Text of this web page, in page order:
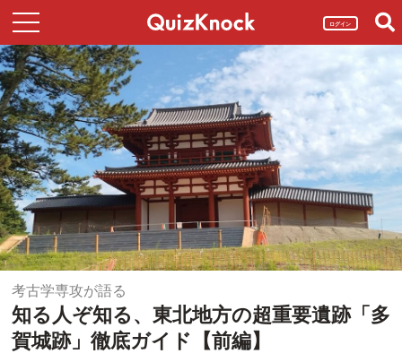
ログイン
考古学専攻が語る
知る人ぞ知る、東北地方の超重要遺跡「多
賀城跡」徹底ガイド【前編】